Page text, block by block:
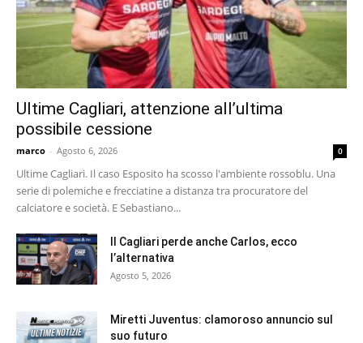
Ultime Cagliari, attenzione all’ultima
possibile cessione
marco - Agosto 6, 2026 0
Ultime Cagliari. Il caso Esposito ha scosso l'ambiente rossoblu. Una
serie di polemiche e frecciatine a distanza tra procuratore del
calciatore e società. E Sebastiano...
Il Cagliari perde anche Carlos, ecco
l’alternativa
Agosto 5, 2026
Miretti Juventus: clamoroso annuncio sul
suo futuro